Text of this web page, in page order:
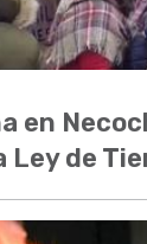
en
Ley de